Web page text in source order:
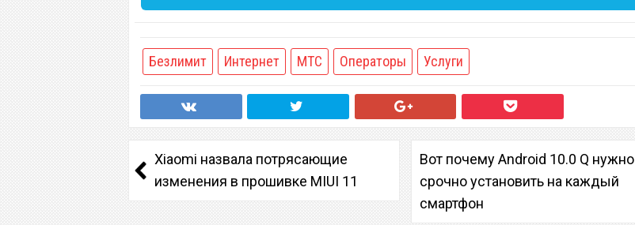
Безлимит Интернет МТС Операторы Услуги
Xiaomi назвала потрясающие
изменения в прошивке MIUI 11
Вот почему Android 10.0 Q нужно
срочно установить на каждый
смартфон